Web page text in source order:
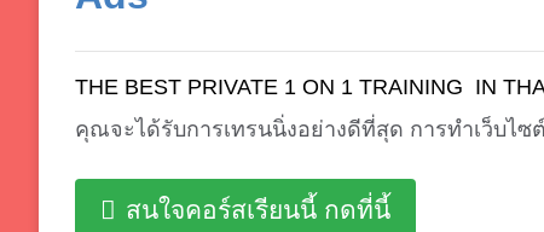
THE BEST PRIVATE 1 ON 1 TRAINING IN
คุณจะได้รับการเทรนนิ่งอย่างดีที่สุด การทำเว็บไ
สนใจคอร์สเรียนนี้ กดที่นี้